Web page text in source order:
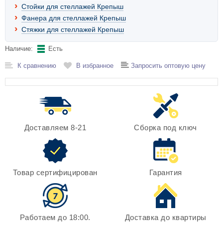
Стойки для стеллажей Крепыш
Фанера для стеллажей Крепыш
Стяжки для стеллажей Крепыш
Наличие: Есть
К сравнению В избранное Запросить оптовую цену
Доставляем 8-21 Сборка под ключ
Товар сертифицирован Гарантия
Работаем до 18:00. Доставка до квартиры